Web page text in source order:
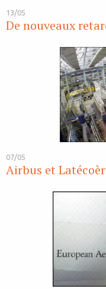
13/05
De nouveaux
07/05
Airbus et